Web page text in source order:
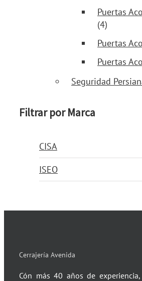
Puertas
(4)
Puertas
Puertas
Seguridad
Filtrar por Marca
CISA
ISEO
Cerrajería Avenida
Cón más 40 años de